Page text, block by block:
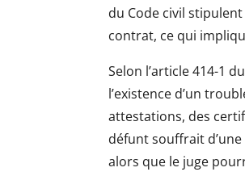
du Code civil
contrat, ce qui
Selon l’article 414-1
l’existence d’un
attestations, des
défunt souffrait
alors que le juge